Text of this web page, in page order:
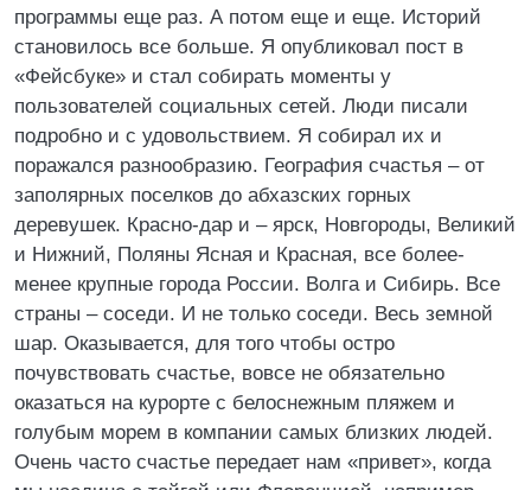
программы еще раз. А потом еще и еще. Историй
становилось все больше. Я опубликовал пост в
«Фейсбуке» и стал собирать моменты у
пользователей социальных сетей. Люди писали
подробно и с удовольствием. Я собирал их и
поражался разнообразию. География счастья – от
заполярных поселков до абхазских горных
деревушек. Красно-дар и – ярск, Новгороды, Великий
и Нижний, Поляны Ясная и Красная, все более-
менее крупные города России. Волга и Сибирь. Все
страны – соседи. И не только соседи. Весь земной
шар. Оказывается, для того чтобы остро
почувствовать счастье, вовсе не обязательно
оказаться на курорте с белоснежным пляжем и
голубым морем в компании самых близких людей.
Очень часто счастье передает нам «привет», когда